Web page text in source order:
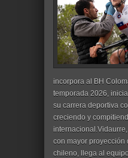
incorpora al BH
temporada 2026,
su carrera deportiva
creciendo y
con mayor proyección
chileno, llega al